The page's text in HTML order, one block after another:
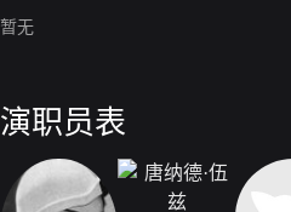
暂无
演职员表